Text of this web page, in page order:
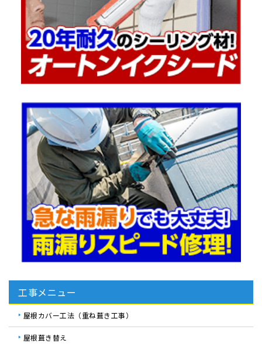
工事メニュー
屋根カバー工法（重ね葺き工事）
屋根葺き替え